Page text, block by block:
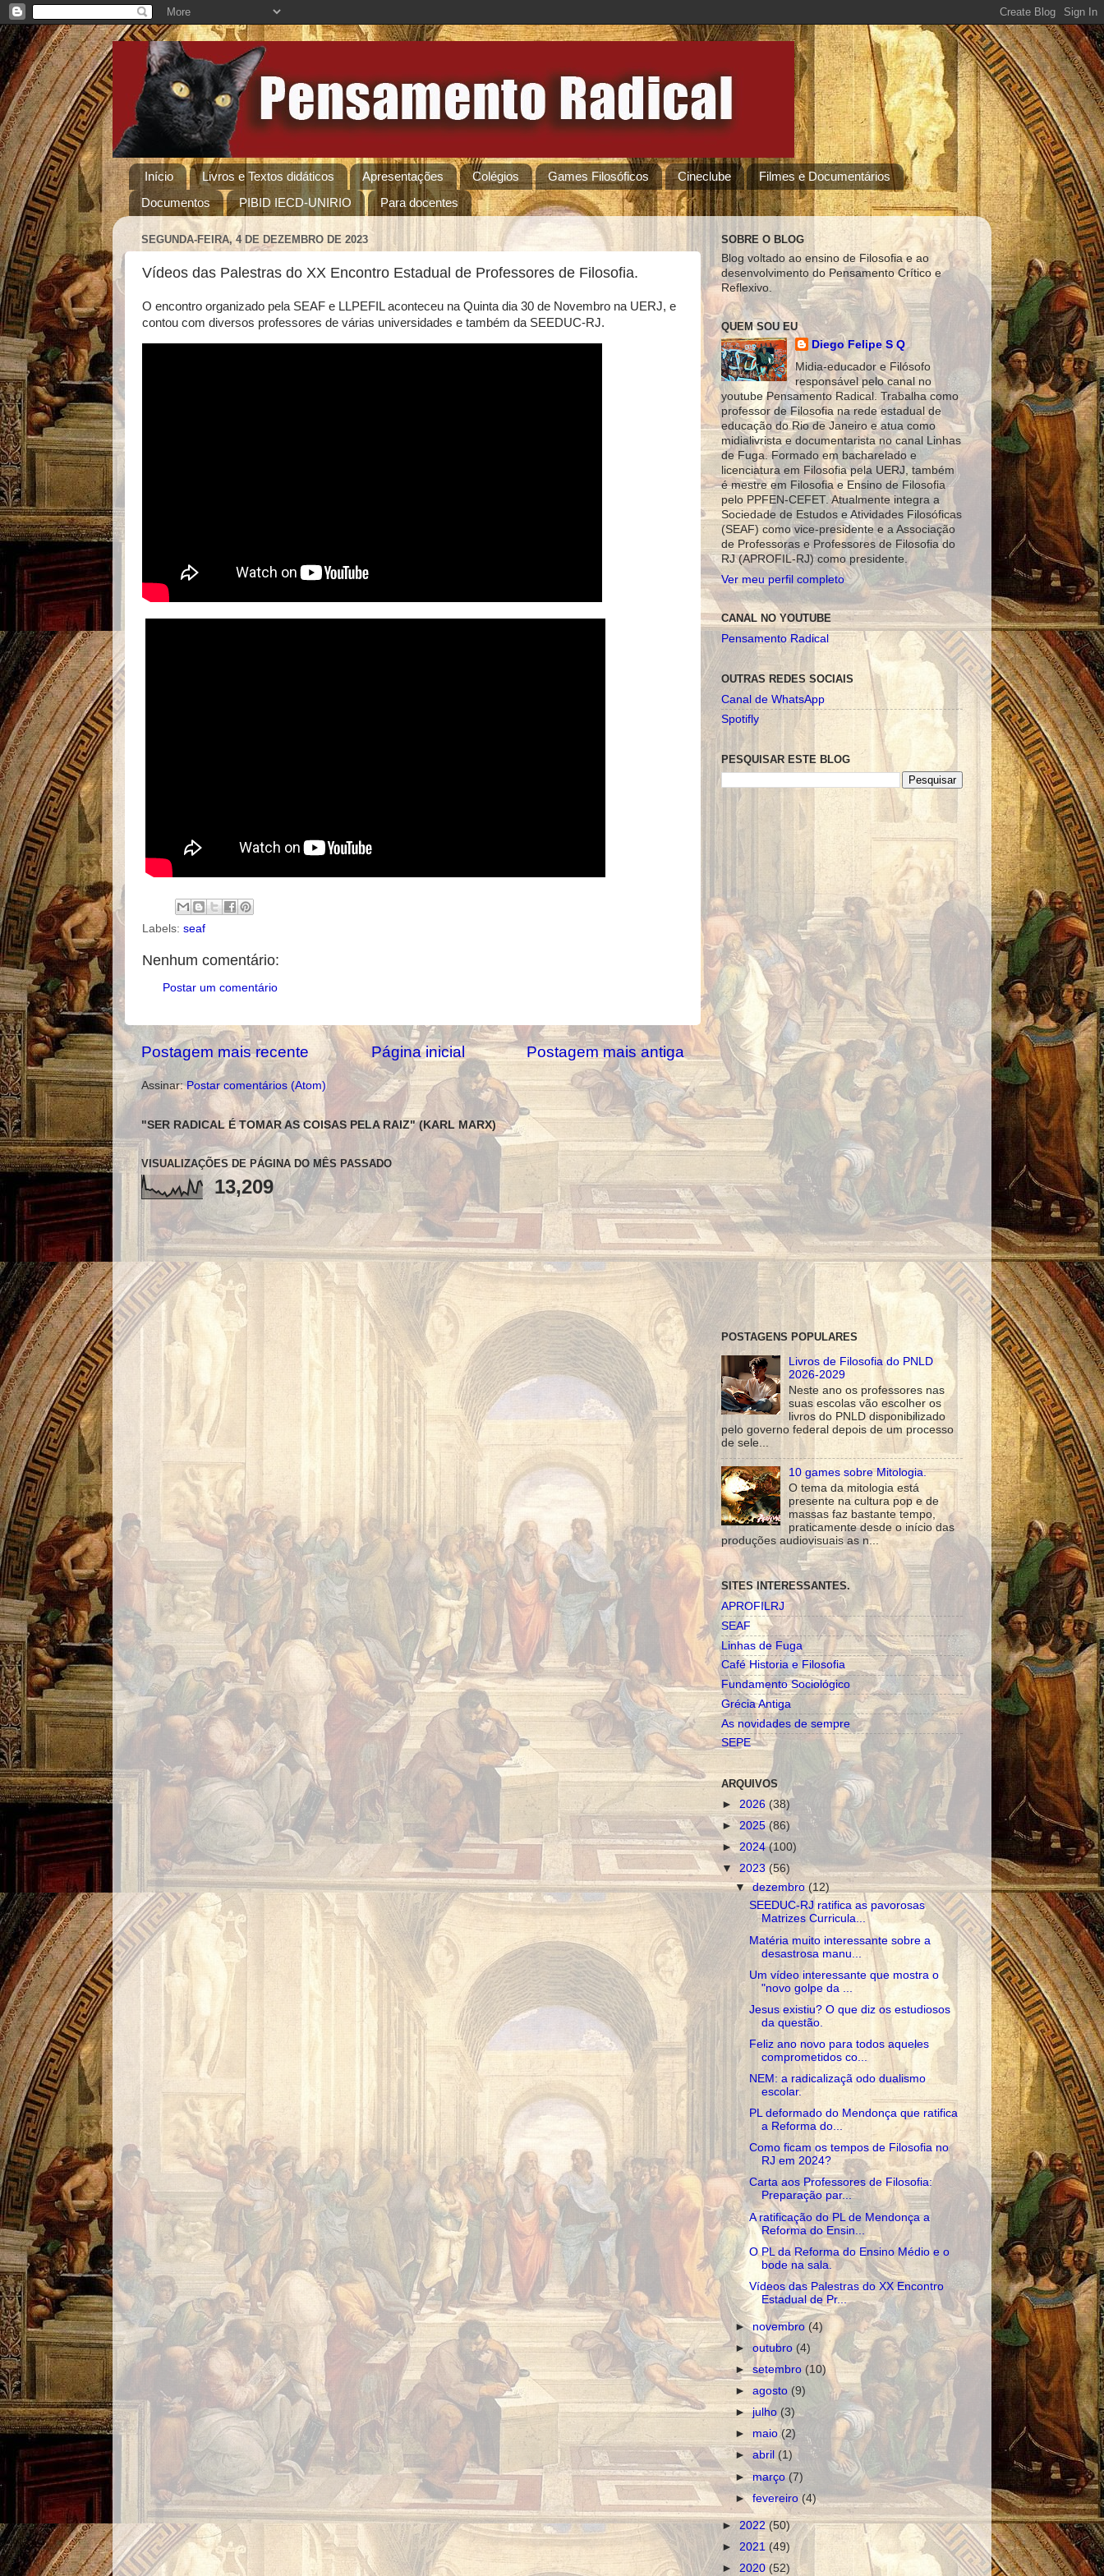
Início Livros e Textos didáticos Apresentações Colégios Games Filosóficos Cineclube
Filmes e Documentários
Documentos
PIBID IECD-UNIRIO Para docentes
SEGUNDA-FEIRA, 4 DE DEZEMBRO DE 2023
Vídeos das Palestras do XX Encontro Estadual de Professores de Filosofia.
O encontro organizado pela SEAF e LLPEFIL aconteceu na Quinta dia 30 de Novembro na UERJ, e
contou com diversos professores de várias universidades e também da SEEDUC-RJ.
Labels: seaf
Nenhum comentário:
Postar um comentário
Postagem mais recente Postagem mais antiga
Página inicial
Assinar:Postar comentários (Atom)
"SER RADICAL É TOMAR AS COISAS PELA RAIZ" (KARL MARX)
VISUALIZAÇÕES DE PÁGINA DO MÊS PASSADO
13,209
SOBRE O BLOG
Blog voltado ao ensino de Filosofia e ao
desenvolvimento do Pensamento Crítico e
Reflexivo.
QUEM SOU EU
Diego Felipe S Q
Midia-educador e Filósofo
responsável pelo canal no
youtube Pensamento Radical. Trabalha como
professor de Filosofia na rede estadual de
educação do Rio de Janeiro e atua como
midialivrista e documentarista no canal Linhas
de Fuga. Formado em bacharelado e
licenciatura em Filosofia pela UERJ, também
é mestre em Filosofia e Ensino de Filosofia
pelo PPFEN-CEFET. Atualmente integra a
Sociedade de Estudos e Atividades Filosóficas
(SEAF) como vice-presidente e a Associação
de Professoras e Professores de Filosofia do
RJ (APROFIL-RJ) como presidente.
Ver meu perfil completo
CANAL NO YOUTUBE
Pensamento Radical
OUTRAS REDES SOCIAIS
Canal de WhatsApp
Spotifly
PESQUISAR ESTE BLOG
POSTAGENS POPULARES
Livros de Filosofia do PNLD
2026-2029
Neste ano os professores nas
suas escolas vão escolher os
livros do PNLD disponibilizado
pelo governo federal depois de um processo
de sele...
10 games sobre Mitologia.
O tema da mitologia está
presente na cultura pop e de
massas faz bastante tempo,
praticamente desde o início das
produções audiovisuais as n...
SITES INTERESSANTES.
APROFILRJ
SEAF
Linhas de Fuga
Café Historia e Filosofia
Fundamento Sociológico
Grécia Antiga
As novidades de sempre
SEPE
ARQUIVOS
► 2026 (38)
►2025(86)
►2024(100)
▼ 2023 (56)
▼dezembro(12)
SEEDUC-RJ ratifica as pavorosas
Matrizes Curricula...
Matéria muito interessante sobre a
desastrosa manu...
Um vídeo interessante que mostra o
"novo golpe da ...
Jesus existiu? O que diz os estudiosos
da questão.
Feliz ano novo para todos aqueles
comprometidos co...
NEM: a radicalizaçã odo dualismo
escolar.
PL deformado do Mendonça que ratifica
a Reforma do...
Como ficam os tempos de Filosofia no
RJ em 2024?
Carta aos Professores de Filosofia:
Preparação par...
A ratificação do PL de Mendonça a
Reforma do Ensin...
O PL da Reforma do Ensino Médio e o
bode na sala.
Vídeos das Palestras do XX Encontro
Estadual de Pr...
►novembro(4)
►outubro(4)
►setembro (10)
►agosto (9)
►julho(3)
►maio(2)
►abril (1)
►março(7)
►fevereiro(4)
► 2022(50)
► 2021 (49)
► 2020 (52)